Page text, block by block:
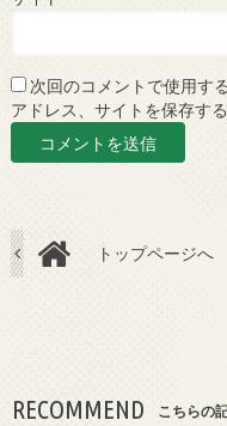
次回のコメントで使用す
アドレス、サイトを保存する
トップページへ
RECOMMEND こちらの